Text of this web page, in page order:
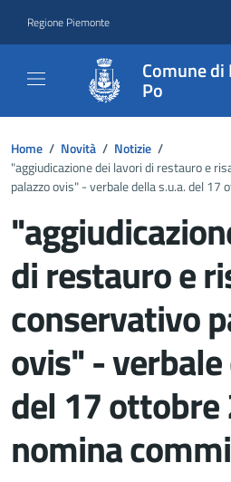
Regione Piemonte
Comune
Po
Home / Novità / Notizie /
"aggiudicazione dei lavori di restauro e
palazzo ovis" - verbale della s.u.a. del 17
di restauro e
conservativo
ovis" -
del 17 ottobre
nomina